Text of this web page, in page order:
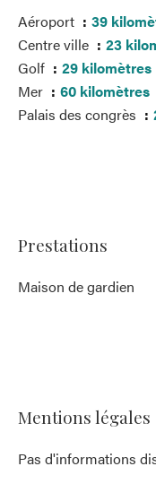
Aéroport
39
Centre ville
23
Golf
29 kilomètres
Mer
60 kilomètres
Palais des congrès
Prestations
Maison de gardien
Mentions légales
Pas d'informations